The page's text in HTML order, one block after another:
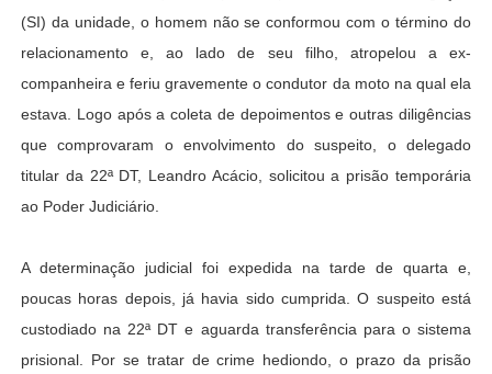
(SI) da unidade, o homem não se conformou com o término do
relacionamento e, ao lado de seu filho, atropelou a ex-
companheira e feriu gravemente o condutor da moto na qual ela
estava. Logo após a coleta de depoimentos e outras diligências
que comprovaram o envolvimento do suspeito, o delegado
titular da 22ª DT, Leandro Acácio, solicitou a prisão temporária
ao Poder Judiciário.
A determinação judicial foi expedida na tarde de quarta e,
poucas horas depois, já havia sido cumprida. O suspeito está
custodiado na 22ª DT e aguarda transferência para o sistema
prisional. Por se tratar de crime hediondo, o prazo da prisão